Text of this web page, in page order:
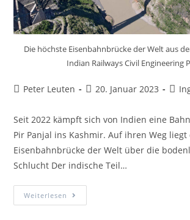
Die höchste Eisenbahnbrücke der Welt aus
Indian Railways Civil Engineering
Peter Leuten 20. Januar 2023
Seit 2022 kämpft sich von Indien eine
Pir Panjal ins Kashmir. Auf ihren Weg liegt
Eisenbahnbrücke der Welt über die
Schlucht Der indische Teil…
Weiterlesen